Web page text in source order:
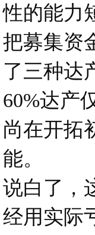
性的能力
把募集资
了三种达
60%达产
尚在开拓
能。
说白了，
经用实际